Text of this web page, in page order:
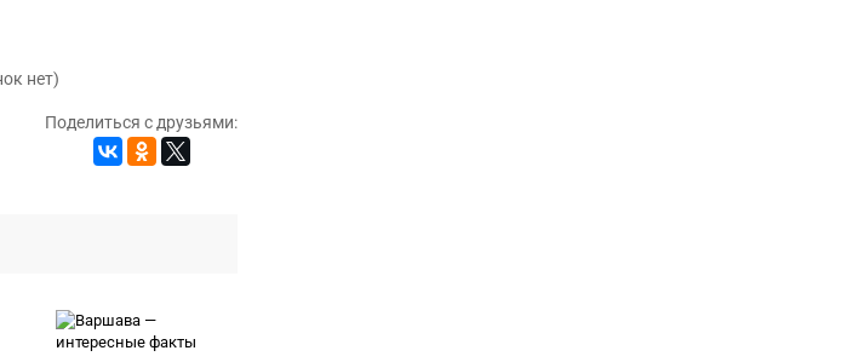
нет)
Поделиться с друзьями: